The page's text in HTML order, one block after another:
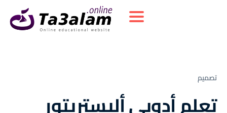
Toggle navigation
تصميم
تعلم أدوبي أليستريتور